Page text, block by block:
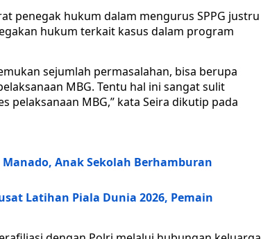
penegak hukum dalam mengurus SPPG justru
hukum terkait kasus dalam program
sejumlah permasalahan, bisa berupa
MBG. Tentu hal ini sangat sulit
pelaksanaan MBG,” kata Seira dikutip pada
Anak Sekolah Berhamburan
Latihan Piala Dunia 2026, Pemain